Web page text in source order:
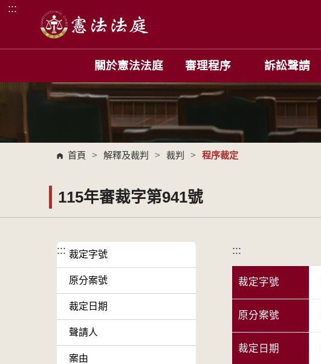
跳到主要內容區塊
:::
關於憲法法庭 審理程序 訴訟聲請
首頁 > 解釋及裁判 > 裁判 > 程序裁定
115年審裁字第941號
::: 裁定字號
原分案號
裁定日期
聲請人
案由
:::
裁定字號
原分案號
裁定日期